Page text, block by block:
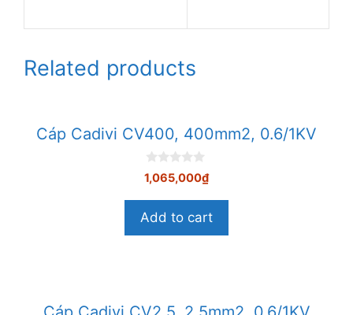
Related products
Cáp Cadivi CV400, 400mm2, 0.6/1KV
0
n
à
5
1,065,000₫
Add to cart